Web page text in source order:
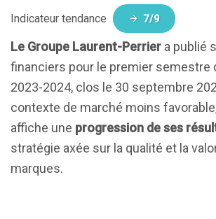
Indicateur tendance 7/9
Le Groupe Laurent-Perrier a publié
financiers pour le premier semestre
2023-2024, clos le 30 septembre
contexte de marché moins
affiche une progression de ses
stratégie axée sur la qualité et la
marques.